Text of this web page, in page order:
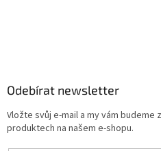
Odebírat newsletter
Vložte svůj e-mail a my vám budeme
produktech na našem e-shopu.